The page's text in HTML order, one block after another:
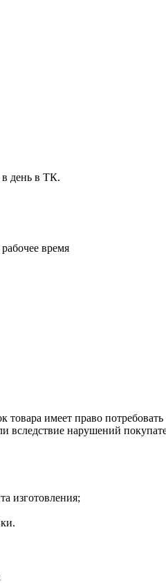
в день в ТК.
время
имеет право
вследствие нарушений
изготовления;